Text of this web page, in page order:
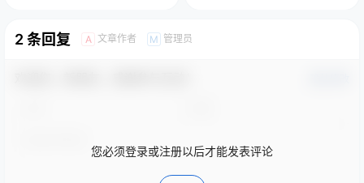
2 条回复 A 文章作者 M 管理员
您必须登录或注册以后才能发表评论